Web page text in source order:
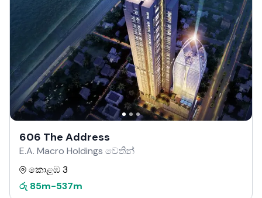
606 The Address
E.A. Macro Holdings වෙතින්
කොළඹ 3
රු 85m-537m